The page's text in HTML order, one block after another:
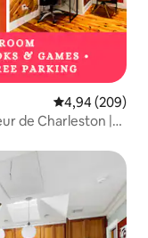
Évaluation
4,94 (209)
de Charleston |